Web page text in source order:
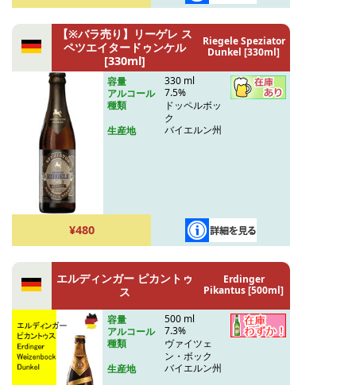
【※バラ売り】リーゲレ ス
ペツエイタードゥンケル
[330ml]
Riegele Speziator
Dunkel [330ml]
容量
330 ml
アルコール
7.5%
種類
ドッペルボッ
ク
生産地
バイエルン州
¥480
エルディンガー ピカントゥ
ス
Erdinger
Pikantus [500ml]
容量
500 ml
アルコール
7.3%
種類
ヴァイツェ
ン・ボック
生産地
バイエルン州